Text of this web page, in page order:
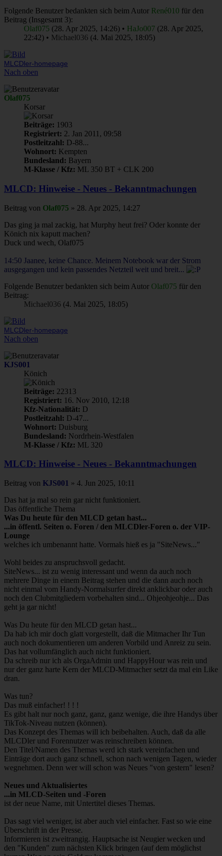
Folgende Benutzer bedankten sich beim Autor René010 für den
Beitrag (Insgesamt 3):
Olaf075 (28. Apr 2025, 14:26) • HaJo007 (28. Apr 2025,
22:42) • Michael036 (4. Mai 2025, 18:05)
MLCDler-homepage
Nach oben
Olaf075
Korsar
Beiträge: 1903
Registriert: 2. Jan 2011, 09:58
Postleitzahl: D-88...
Wohnort: Kempten
Bundesland: Bayern
M-Klasse / Kfz: ML 350 BT + CLK 200
MLCD: Hinweise - Neues - Bekanntmachungen
Beitrag von Olaf075 » 28. Apr 2025, 14:27
Das ging ja mal zackig, hat Murphy heut frei? Oder konnte der
Könich nix kaputt machen?
Duck und wech, Olaf075
14:50 Jaanee, keine Chance. Meinem Notebook war der Strom
ausgegangen und kein passendes Netzteil weit und breit...
Folgende Benutzer bedankten sich beim Autor Olaf075 für den
Beitrag:
Michael036 (4. Mai 2025, 18:05)
MLCDler-homepage
Nach oben
KJS001
Könich
Beiträge: 22313
Registriert: 16. Nov 2010, 12:18
Kfz-Nationalität: D
Postleitzahl: D-47...
Wohnort: Duisburg
Bundesland: Nordrhein-Westfalen
M-Klasse / Kfz: ML 320
MLCD: Hinweise - Neues - Bekanntmachungen
Beitrag von KJS001 » 4. Jun 2025, 10:11
Das hat ja mal so rein gar nicht funktioniert.
Das öffentliche Thema
Was Du heute für den MLCD getan hast...
...in öffentl. Seiten o. Foren / den MLCDler-Foren o. der VIP-
Lounge
welches ich umbenannt hatte. Vormals hieß es ja "SiteNews..."
Wohl beides zu anspruchsvoll gedacht.
SiteNews... ist zu wenig interessant und wenn da auch noch
mehrere Dinge in einem Beitrag stehen und die dann auch noch
nicht einmal vom Handy-Normalsurfer direkt anklickbar oder auch
noch den Clubmitgliedern vorbehalten sind... Ohjeohjeohje... Das
geht ja gar nicht!
Was Du heute für den MLCD getan hast...
Da hab ich mir doch glatt vorgestellt, daß die Mitmacher Ihr Tun
auch noch dokumentieren um anderen Vorbild und Anreiz zu sein.
Das hat vollumfänglich auch nicht funktioniert.
Da schreib nur ich als OrgaAdmin und HappyHour was rein und
nur der ganz harte Kern der MLCD-Mitmacher setzt da mal ein Like
dran.
Was tun?
Das muß einfacher! ! ! !
Es gibt halt nur noch ganz, ganz, ganz wenige, die ihre Handys über
TikTok-Niveau nutzen (können).
Das Konzept des Themas will ich beibehalten. Auch, daß da alle
MLCDler und Forennutzer was reinschreiben können.
Den Titel/Namen des Themas werd ich stark vereinfachen und
Einträge dort auch ganz schnell, schon nach wenigen Tagen, wieder
wegnehmen. Denn wer will schon was Neues "von gestern" lesen?
Neues und Aktualisiertes
...in MLCD-Seiten und -Foren
ist der neue Name, mit Untertitel dieses Themas.
Das sagt viel weniger, ist aber auch viel einfacher. Fast so wie eine
Überschrift in der Presse.
Informieren ist zweitrangig. Hauptsache ist Neugier wecken und
den "Kunden" zum nächsten Klick bringen (auf dem möglichst